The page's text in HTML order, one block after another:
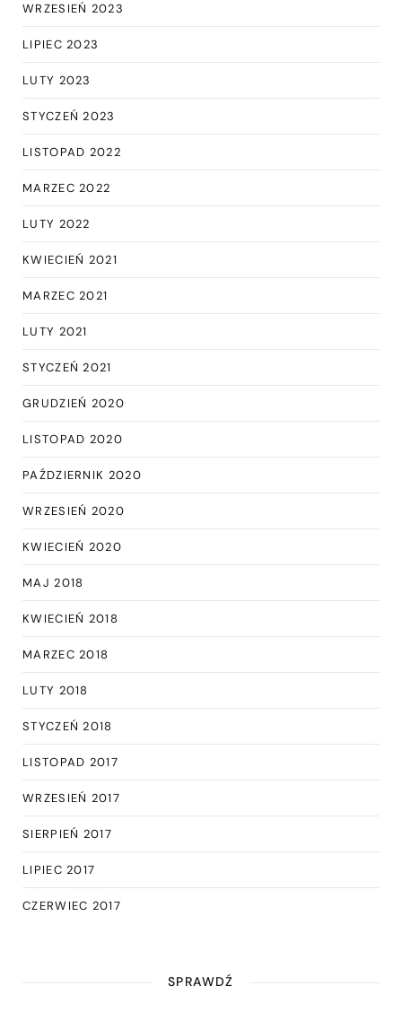
WRZESIEŃ 2023
LIPIEC 2023
LUTY 2023
STYCZEŃ 2023
LISTOPAD 2022
MARZEC 2022
LUTY 2022
KWIECIEŃ 2021
MARZEC 2021
LUTY 2021
STYCZEŃ 2021
GRUDZIEŃ 2020
LISTOPAD 2020
PAŹDZIERNIK 2020
WRZESIEŃ 2020
KWIECIEŃ 2020
MAJ 2018
KWIECIEŃ 2018
MARZEC 2018
LUTY 2018
STYCZEŃ 2018
LISTOPAD 2017
WRZESIEŃ 2017
SIERPIEŃ 2017
LIPIEC 2017
CZERWIEC 2017
SPRAWDŹ